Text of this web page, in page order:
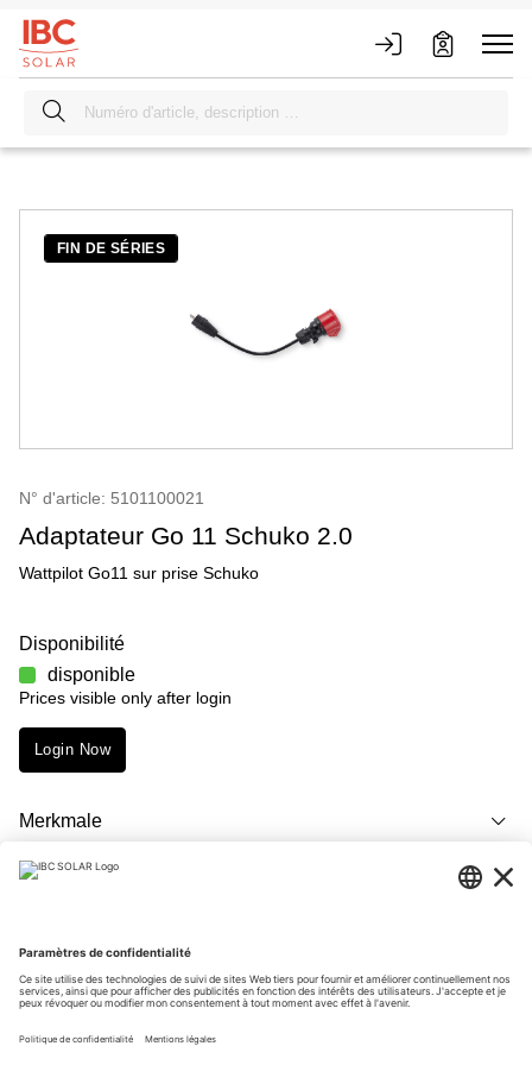
FIN DE SÉRIES
N° d'article: 5101100021
Adaptateur Go 11 Schuko 2.0
Wattpilot Go11 sur prise Schuko
Disponibilité
disponible
Prices visible only after login
Login Now
Merkmale
Téléchargements